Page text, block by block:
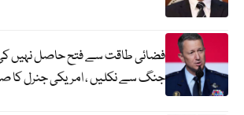
فضائی طاقت سے فتح حاصل نہیں کی
جنگ سے نکلیں ، امریکی جنرل کا